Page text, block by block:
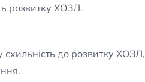
розвитку ХОЗЛ.
до розвитку